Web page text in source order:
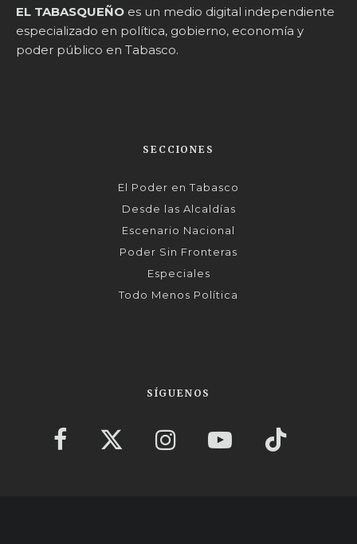
EL TABASQUEÑO es un medio digital independiente
especializado en política, gobierno, economía y
poder público en Tabasco.
SECCIONES
El Poder en Tabasco
Desde las Alcaldías
Escenario Nacional
Poder Sin Fronteras
Especiales
Todo Menos Política
SÍGUENOS